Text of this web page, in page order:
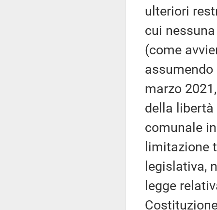
ulteriori
cui
(come
marzo
della
comunale
limitazione
legislativa,
legge